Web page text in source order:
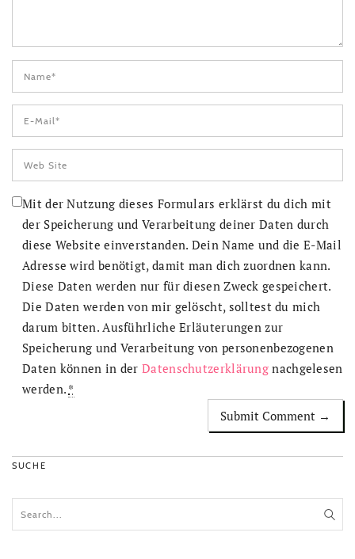
Mit der Nutzung dieses Formulars erklärst du dich mit
der Speicherung und Verarbeitung deiner Daten durch
diese Website einverstanden. Dein Name und die E-Mail
Adresse wird benötigt, damit man dich zuordnen kann.
Diese Daten werden nur für diesen Zweck gespeichert.
Die Daten werden von mir gelöscht, solltest du mich
darum bitten. Ausführliche Erläuterungen zur
Speicherung und Verarbeitung von personenbezogenen
Daten können in derDatenschutzerklärung nachgelesen
werden. *
SUCHE